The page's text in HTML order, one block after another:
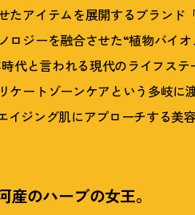
たアイテムを展開するブランド
ロジーを融合させた“植物バイ
代と言われる現代のライフス
ケートゾーンケアという多岐に
イジング肌にアプローチする美
産のハーブの女王。